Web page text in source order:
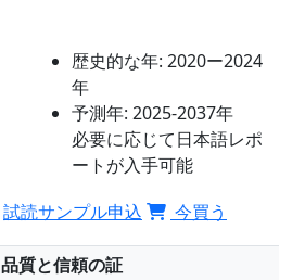
歴史的な年: 2020ー2024
年
予測年: 2025-2037年
必要に応じて日本語レポ
ートが入手可能
試読サンプル申込 今買う
品質と信頼の証